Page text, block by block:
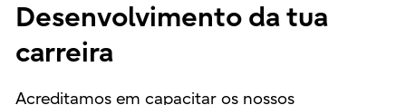
Desenvolvimento da tua
carreira
Acreditamos em capacitar os nossos